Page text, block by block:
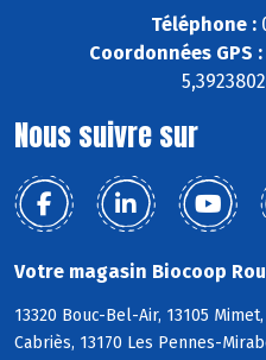
Téléphone :
Coordonnées GPS :
Nous suivre sur
Votre magasin Biocoop
13320 Bouc-Bel-Air, 13105
Cabriès, 13170 Les Pennes-